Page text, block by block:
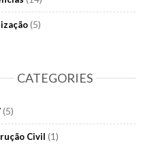
(5)
CATEGORIES
(5)
Civil (1)